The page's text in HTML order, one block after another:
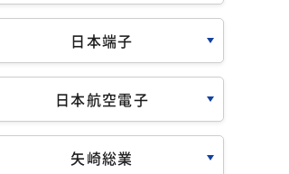
日本端子
日本航空電子
矢崎総業